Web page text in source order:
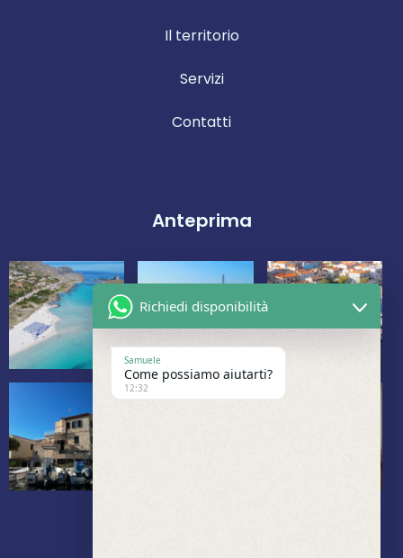
Il territorio
Servizi
Contatti
Anteprima
Richiedi disponibilità
Samuele
Come possiamo aiutarti?
12:32